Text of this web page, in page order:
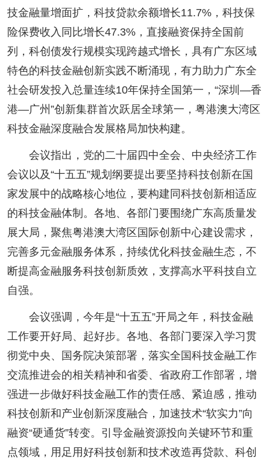
技金融量增面扩，科技贷款余额增长11.7%，科技保
险保费收入同比增长47.3%，直接融资保持全国前
列，科创债发行规模实现跨越式增长，具有广东区域
特色的科技金融创新实践不断涌现，有力助力广东全
社会研发投入总量连续10年保持全国第一，“深圳—香
港—广州”创新集群首次跃居全球第一，粤港澳大湾区
科技金融深度融合发展格局加快构建。
会议指出，党的二十届四中全会、中央经济工作
会议以及“十五五”规划纲要提出要坚持科技创新在国
家发展中的战略核心地位，要构建同科技创新相适应
的科技金融体制。各地、各部门要围绕广东高质量发
展大局，聚焦粤港澳大湾区国际创新中心建设需求，
完善多元金融服务体系，持续优化科技金融生态，不
断提高金融服务科技创新质效，支撑高水平科技自立
自强。
会议强调，今年是“十五五”开局之年，科技金融
工作要开好局、起好步。各地、各部门要深入学习贯
彻党中央、国务院决策部署，落实全国科技金融工作
交流推进会的相关精神和省委、省政府工作部署，增
强进一步做好科技金融工作的责任感、紧迫感，推动
科技创新和产业创新深度融合，加速技术“软实力”向
融资“硬通货”转变。引导金融资源投向关键环节和重
点领域，用足用好科技创新和技术改造再贷款、科创